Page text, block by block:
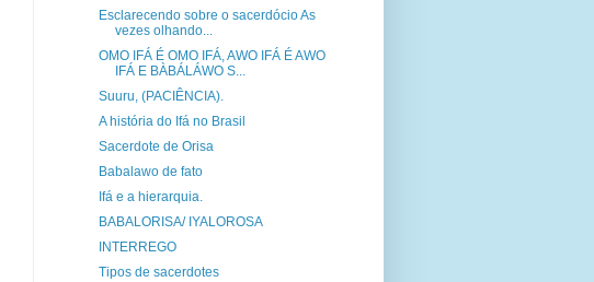
Esclarecendo sobre o sacerdócio As
vezes olhando...
OMO IFÁ É OMO IFÁ, AWO IFÁ É AWO
IFÁ E BÀBÁLÁWO S...
Suuru, (PACIÊNCIA).
A história do Ifá no Brasil
Sacerdote de Orisa
Babalawo de fato
Ifá e a hierarquia.
BABALORISA/ IYALOROSA
INTERREGO
Tipos de sacerdotes